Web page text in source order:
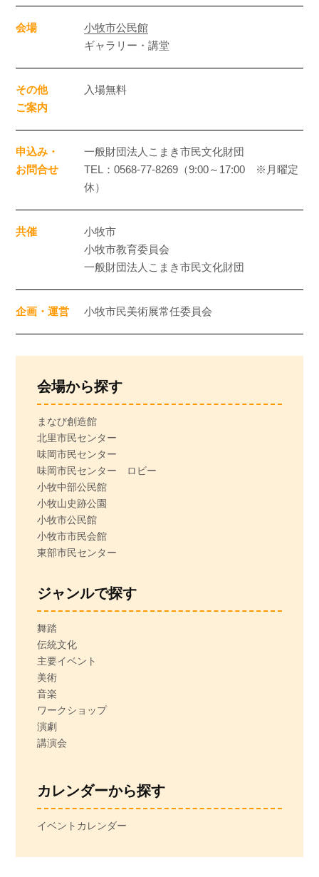
会場
小牧市公民館
ギャラリー・講堂
その他
ご案内
入場無料
申込み・
お問合せ
一般財団法人こまき市民文化財団
TEL：0568-77-8269（9:00～17:00 ※月曜定
休）
共催
小牧市
小牧市教育委員会
一般財団法人こまき市民文化財団
企画・運営 小牧市民美術展常任委員会
会場から探す
まなび創造館
北里市民センター
味岡市民センター
味岡市民センター ロビー
小牧中部公民館
小牧山史跡公園
小牧市公民館
小牧市市民会館
東部市民センター
ジャンルで探す
舞踏
伝統文化
主要イベント
美術
音楽
ワークショップ
演劇
講演会
カレンダーから探す
イベントカレンダー